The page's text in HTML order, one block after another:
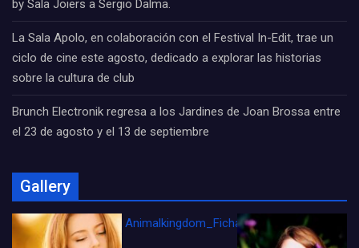
by Sala Joiers a Sergio Dalma.
La Sala Apolo, en colaboración con el Festival In-Edit, trae un
ciclo de cine este agosto, dedicado a explorar las historias
sobre la cultura de club
Brunch Electronik regresa a los Jardines de Joan Brossa entre
el 23 de agosto y el 13 de septiembre
Gallery
Animalkingdom_FichaCine